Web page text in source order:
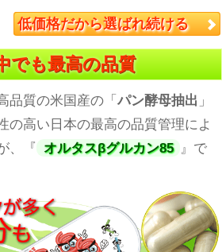
低価格だから選ばれ続ける
でも最高の品質
品質の米国産の「パン酵母抽出 」
の高い日本の最高の品質管理によ
、『
オルタスβグルカン85
』で